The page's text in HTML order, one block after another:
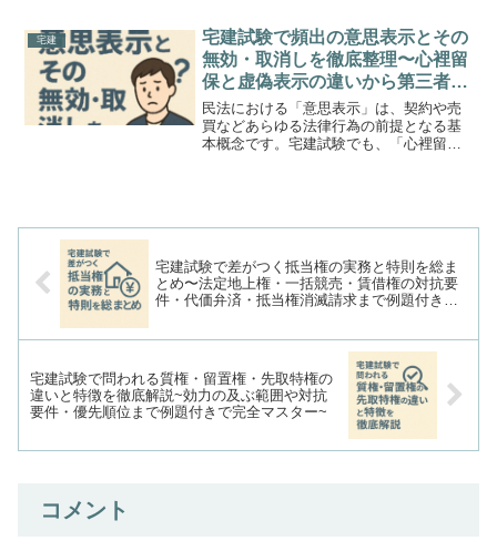
宅建
宅建試験で頻出の意思表示とその
無効・取消しを徹底整理〜心裡留
保と虚偽表示の違いから第三者保
護のルールまで例題付きで完全マ
スター〜
民法における「意思表示」は、契約や売
買などあらゆる法律行為の前提となる基
本概念です。宅建試験でも、「心裡留
宅建試験で差がつく抵当権の実務と特則を総ま
とめ〜法定地上権・一括競売・賃借権の対抗要
件・代価弁済・抵当権消滅請求まで例題付きで
宅建試験で問われる質権・留置権・先取特権の
違いと特徴を徹底解説~効力の及ぶ範囲や対抗
要件・優先順位まで例題付きで完全マスター~
コメント